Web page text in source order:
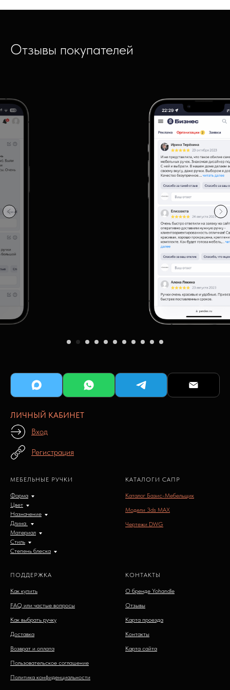
Отзывы покупателей
ЛИЧНЫЙ КАБИНЕТ
Вход
Регистрация
МЕБЕЛЬНЫЕ РУЧКИ
Форма
Цвет
Назначение
Длина
Материал
Стиль
Степень блеска
КАТАЛОГИ САПР
Каталог Базис-Мебельщик
Модели 3ds MAX
Чертежи DWG
ПОДДЕРЖКА
Как купить
FAQ или частые вопросы
Как выбрать ручку
Доставка
Возврат и оплата
Пользовательское соглашение
Политика конфиденциальности
КОНТАКТЫ
О бренде Yohandle
Отзывы
Карта проезда
Контакты
Карта сайта